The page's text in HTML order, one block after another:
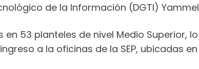
de la Información (DGTI)
53 planteles de nivel Medio Superior,
a la oficinas de la SEP, ubicadas